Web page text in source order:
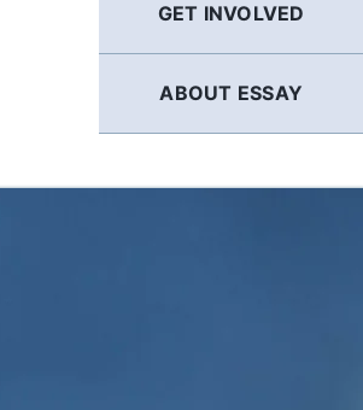
GET INVOLVED
ABOUT ESSAY